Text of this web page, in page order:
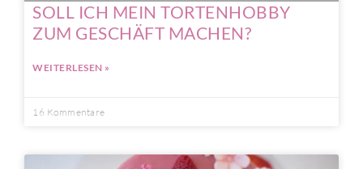
SOLL ICH MEIN TORTENHOBBY
ZUM GESCHÄFT MACHEN?
WEITERLESEN »
16 Kommentare